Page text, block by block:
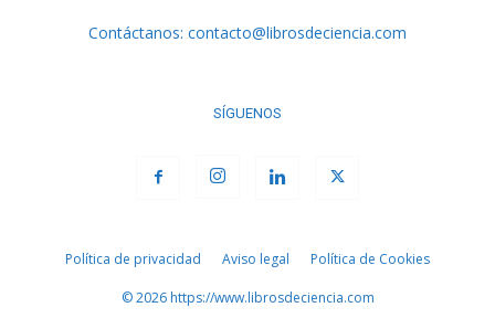
Contáctanos: contacto@librosdeciencia.com
SÍGUENOS
Política de privacidad Aviso legal Política de Cookies
© 2026 https://www.librosdeciencia.com